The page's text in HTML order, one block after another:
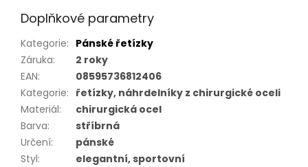
Doplňkové parametry
Kategorie: Pánské řetízky
Záruka:
2 roky
EAN:
08595736812406
Kategorie: řetízky, náhrdelníky z chirurgické oceli
Materiál:
chirurgická ocel
Barva:
stříbrná
Určení:
pánské
Styl:
elegantní, sportovní